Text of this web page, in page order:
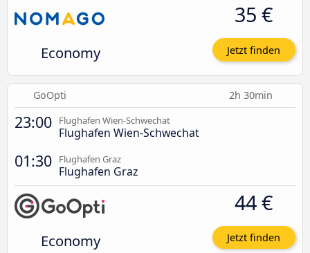
Economy
35 €
Jetzt finden
GoOpti 2h 30min
23:00 Flughafen Wien-Schwechat
Flughafen Wien-Schwechat
01:30 Flughafen Graz
Flughafen Graz
Economy
44 €
Jetzt finden